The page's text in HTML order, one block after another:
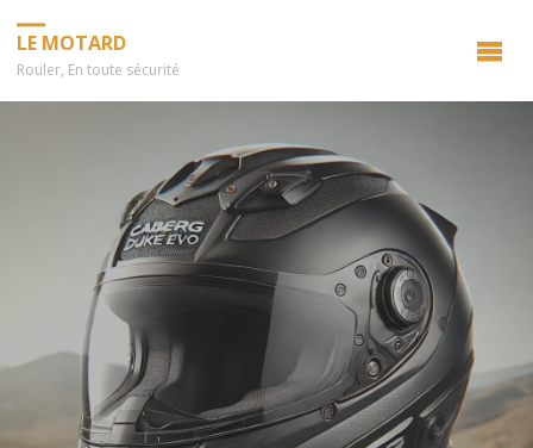
LE MOTARD
Rouler, En toute sécurité